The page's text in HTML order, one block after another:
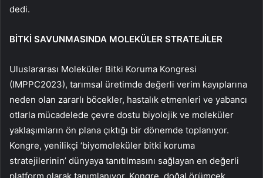
dedi.
BİTKİ SAVUNMASINDA MOLEKÜLER STRATEJİLER
Uluslararası Moleküler Bitki Koruma Kongresi
(IMPPC2023), tarımsal üretimde değerli verim kayıplarına
neden olan zararlı böcekler, hastalık etmenleri ve yabancı
otlarla mücadelede çevre dostu biyolojik ve moleküler
yaklaşımların ön plana çıktığı bir dönemde toplanıyor.
Kongre, yenilikçi ‘biyomoleküler bitki koruma
stratejilerinin’ dünyaya tanıtılmasını sağlayan en değerli
platform olarak tanımlanıyor. Kongre, doğal örümcek